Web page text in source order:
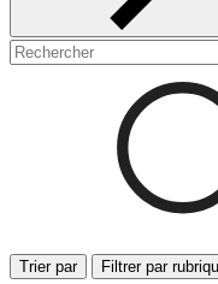
Trier par Filtrer par